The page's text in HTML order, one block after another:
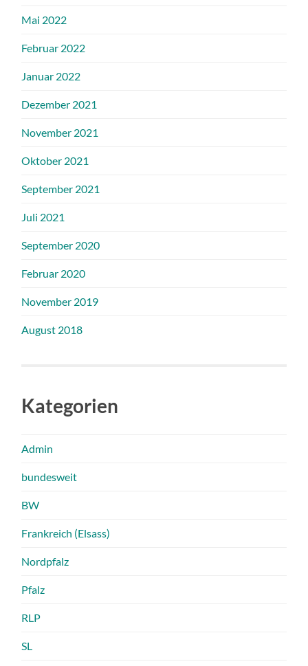
Mai 2022
Februar 2022
Januar 2022
Dezember 2021
November 2021
Oktober 2021
September 2021
Juli 2021
September 2020
Februar 2020
November 2019
August 2018
Kategorien
Admin
bundesweit
BW
Frankreich (Elsass)
Nordpfalz
Pfalz
RLP
SL